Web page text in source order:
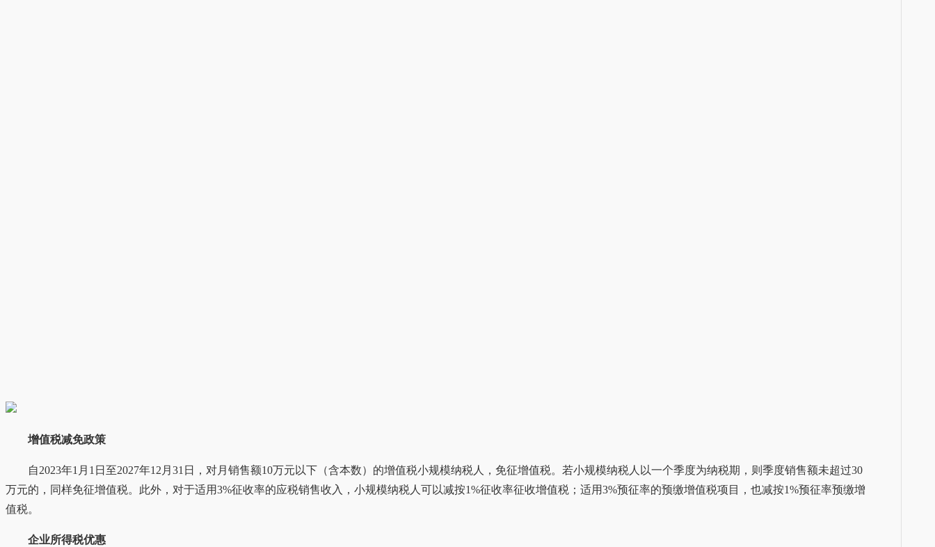
增值税减免政策
自2023年1月1日至2027年12月31日，对月销售额10万元以下（含本数）的增值税小规模纳税人，免征增值税。若小规模纳税人以一个季度为纳税期，则季度销售额未超过30
万元的，同样免征增值税。此外，对于适用3%征收率的应税销售收入，小规模纳税人可以减按1%征收率征收增值税；适用3%预征率的预缴增值税项目，也减按1%预征率预缴增
值税。
企业所得税优惠